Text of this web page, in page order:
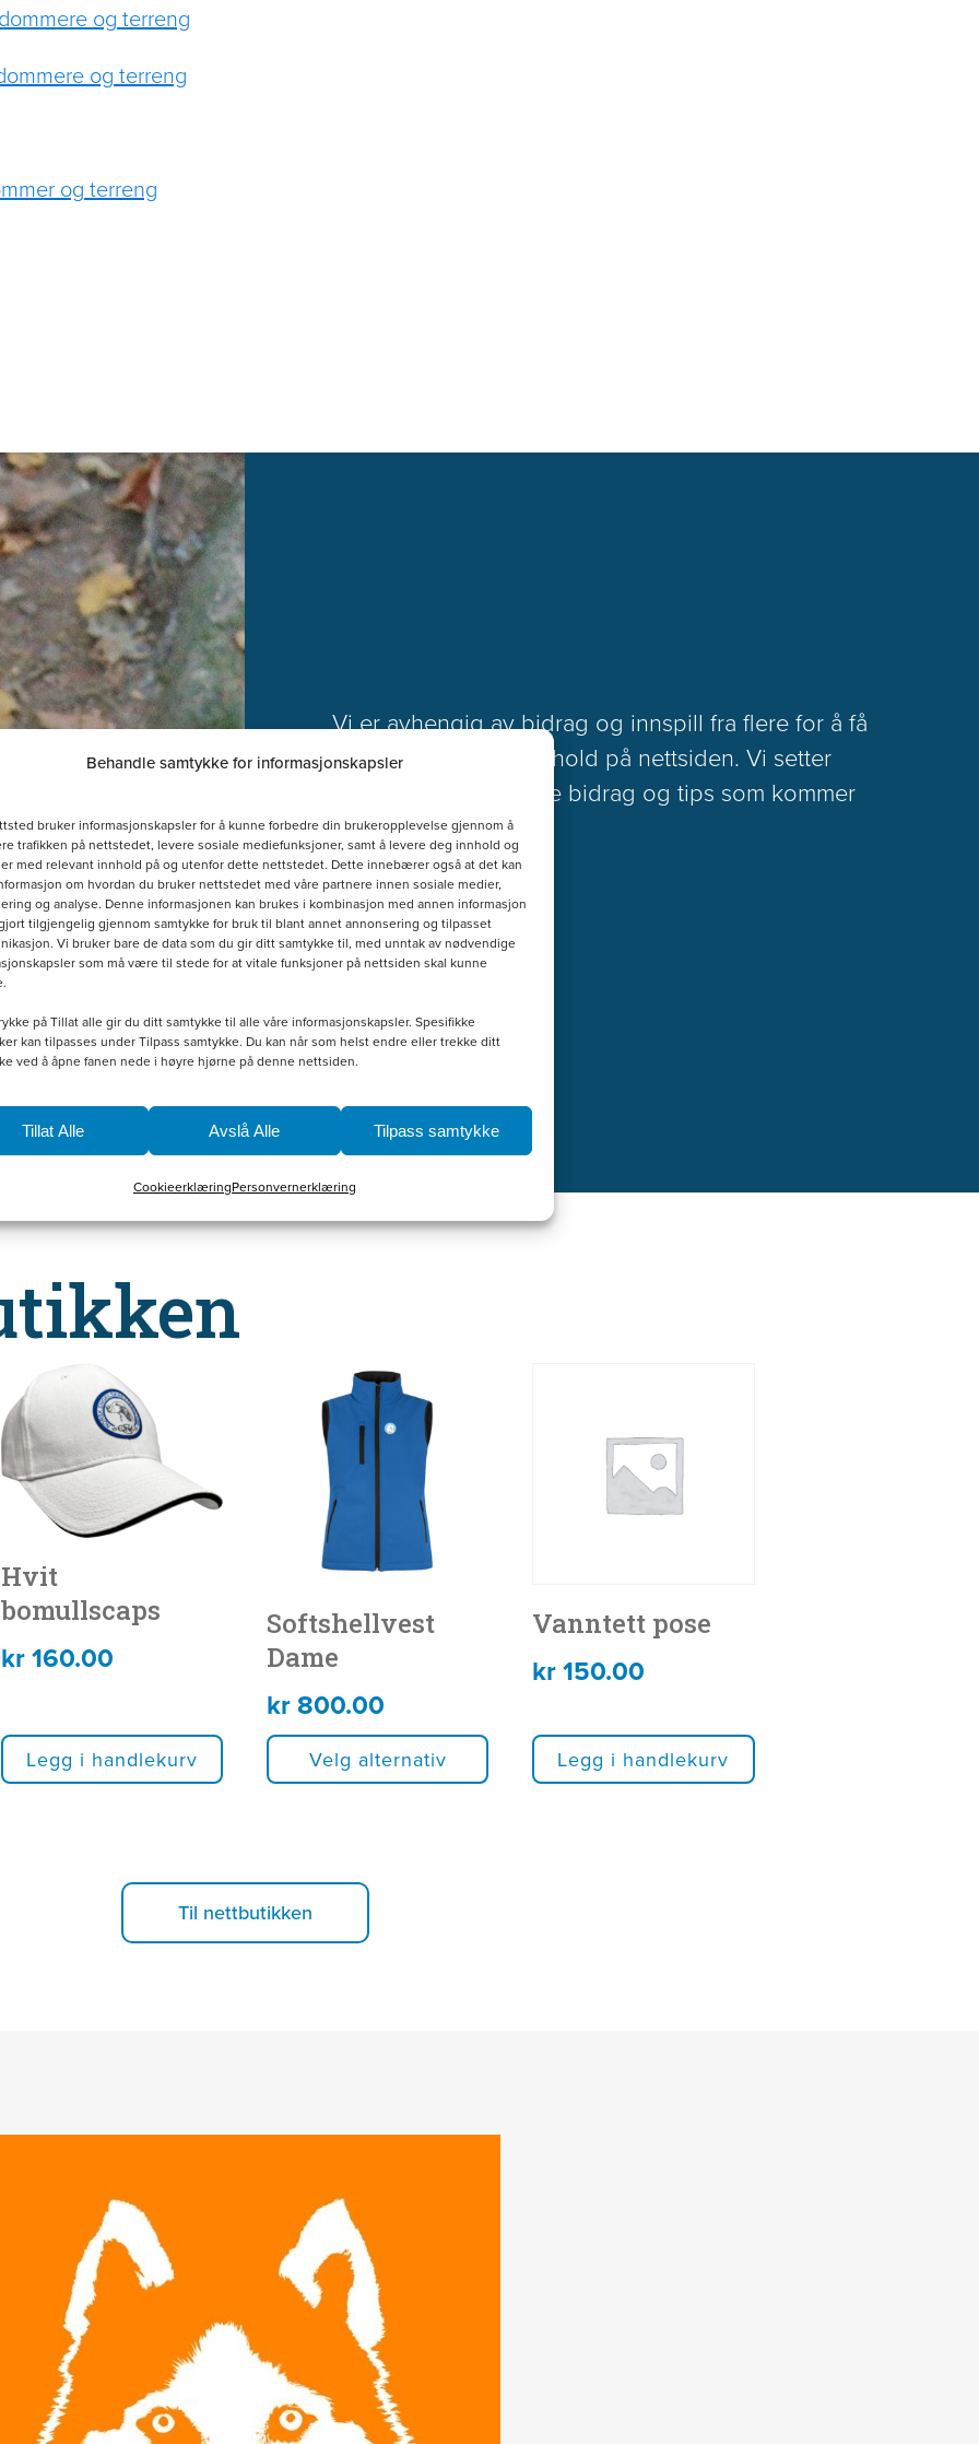
Behandle samtykke for informasjonskapsler
bruker informasjonskapsler for å kunne forbedre din brukeropplevelse gjennom å
trafikken på nettstedet, levere sosiale mediefunksjoner, samt å levere deg innhold og
med relevant innhold på og utenfor dette nettstedet. Dette innebærer også at det kan
om hvordan du bruker nettstedet med våre partnere innen sosiale medier,
og analyse. Denne informasjonen kan brukes i kombinasjon med annen informasjon
tilgjengelig gjennom samtykke for bruk til blant annet annonsering og tilpasset
Vi bruker bare de data som du gir ditt samtykke til, med unntak av nødvendige
som må være til stede for at vitale funksjoner på nettsiden skal kunne
på Tillat alle gir du ditt samtykke til alle våre informasjonskapsler. Spesifikke
kan tilpasses under Tilpass samtykke. Du kan når som helst endre eller trekke ditt
ved å åpne fanen nede i høyre hjørne på denne nettsiden.
Tillat Alle Avslå Alle Tilpass samtykke
CookieerklæringPersonvernerklæring
og terreng
og terreng
og terreng
Vi er avhengig av bidrag og innspill fra flere for å få
et godt og variert innhold på nettsiden. Vi setter
derfor stor pris på alle bidrag og tips som kommer
inn.
Les mer
Hvit
bomullscaps
kr160.00
Legg i handlekurv
Softshellvest
Dame
kr800.00
Velg alternativ
produktet
varianter.
Alternativene
velges
på
produktsiden
Vanntett pose
kr150.00
Legg i handlekurv
Til nettbutikken